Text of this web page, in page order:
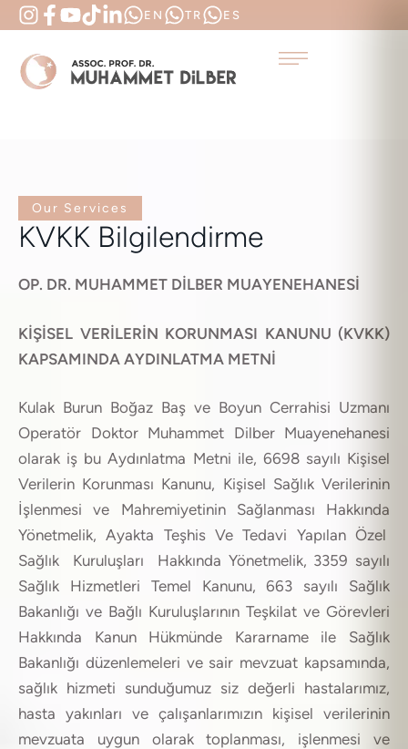
EN TR ES
Our Services
KVKK Bilgilendirme
OP. DR. MUHAMMET DİLBER MUAYENEHANESİ
KİŞİSEL VERİLERİN KORUNMASI KANUNU (KVKK)
KAPSAMINDA AYDINLATMA METNİ
Kulak Burun Boğaz Baş ve Boyun Cerrahisi Uzmanı
Operatör Doktor Muhammet Dilber Muayenehanesi
olarak iş bu Aydınlatma Metni ile, 6698 sayılı Kişisel
Verilerin Korunması Kanunu, Kişisel Sağlık Verilerinin
İşlenmesi ve Mahremiyetinin Sağlanması Hakkında
Yönetmelik, Ayakta Teşhis Ve Tedavi Yapılan Özel
Sağlık Kuruluşları Hakkında Yönetmelik, 3359 sayılı
Sağlık Hizmetleri Temel Kanunu, 663 sayılı Sağlık
Bakanlığı ve Bağlı Kuruluşlarının Teşkilat ve Görevleri
Hakkında Kanun Hükmünde Kararname ile Sağlık
Bakanlığı düzenlemeleri ve sair mevzuat kapsamında,
sağlık hizmeti sunduğumuz siz değerli hastalarımız,
hasta yakınları ve çalışanlarımızın kişisel verilerinin
mevzuata uygun olarak toplanması, işlenmesi ve